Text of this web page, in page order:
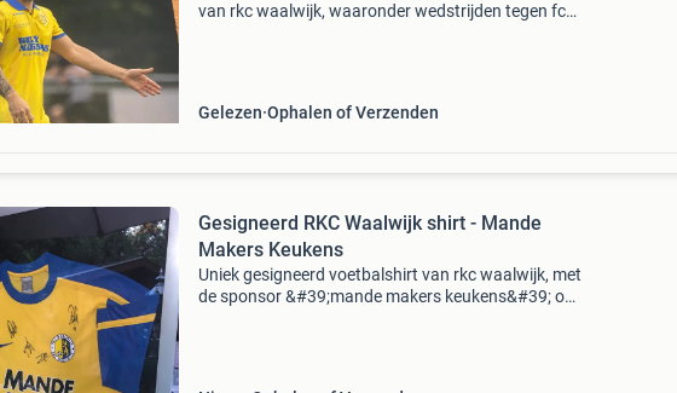
van rkc waalwijk, waaronder wedstrijden tegen fc
Gelezen Ophalen of Verzenden
Gesigneerd RKC Waalwijk shirt - Mande
Makers Keukens
Uniek gesigneerd voetbalshirt van rkc waalwijk, met
de sponsor &#39;mande makers keukens&#39; op